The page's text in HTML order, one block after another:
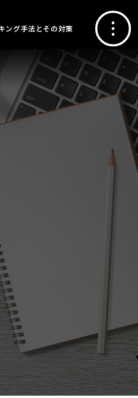
ング手法とその対策